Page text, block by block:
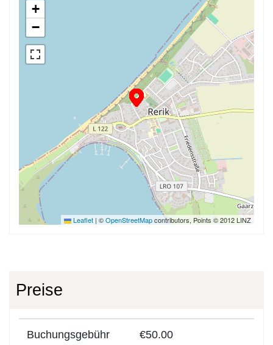
+
−
Leaflet | ©OpenStreetMapcontributors, Points © 2012 LINZ
Preise
Buchungsgebühr €50.00